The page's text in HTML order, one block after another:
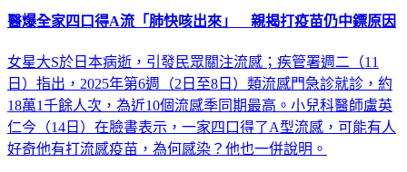
醫爆全家四口得A流「肺快咳出來」 親揭打疫苗仍中鏢原因
女星大S於日本病逝，引發民眾關注流感；疾管署週二（11
日）指出，2025年第6週（2日至8日）類流感門急診就診，約
18萬1千餘人次，為近10個流感季同期最高。小兒科醫師盧英
仁今（14日）在臉書表示，一家四口得了A型流感，可能有人
好奇他有打流感疫苗，為何感染？他也一併說明。